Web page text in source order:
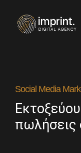
Social Media
πωλήσεις